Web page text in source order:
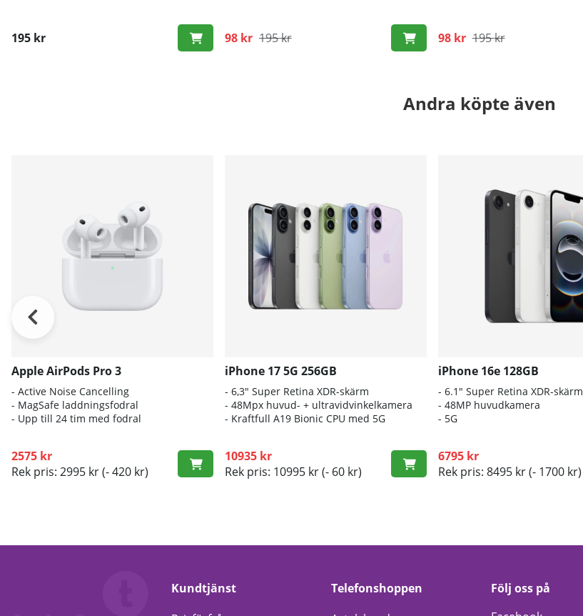
195 kr 98 kr 195 kr 98 kr 195 kr
Andra köpte även
Apple AirPods Pro 3
- Active Noise Cancelling
- MagSafe laddningsfodral
- Upp till 24 tim med fodral
2575 kr
Rek pris: 2995 kr(- 420 kr)
iPhone 17 5G 256GB
- 6,3" Super Retina XDR-skärm
- 48Mpx huvud- + ultravidvinkelkamera
- Kraftfull A19 Bionic CPU med 5G
10935 kr
Rek pris: 10995 kr(- 60 kr)
iPhone 16e 128GB
- 6.1″ Super Retina XDR-skärm
- 48MP huvudkamera
- 5G
6795 kr
Rek pris: 8495 kr(- 1700 kr)
Kundtjänst
Telefonshoppen
Följ oss på